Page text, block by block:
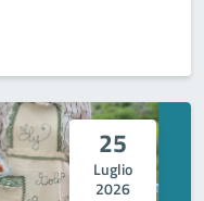
25
Luglio
2026